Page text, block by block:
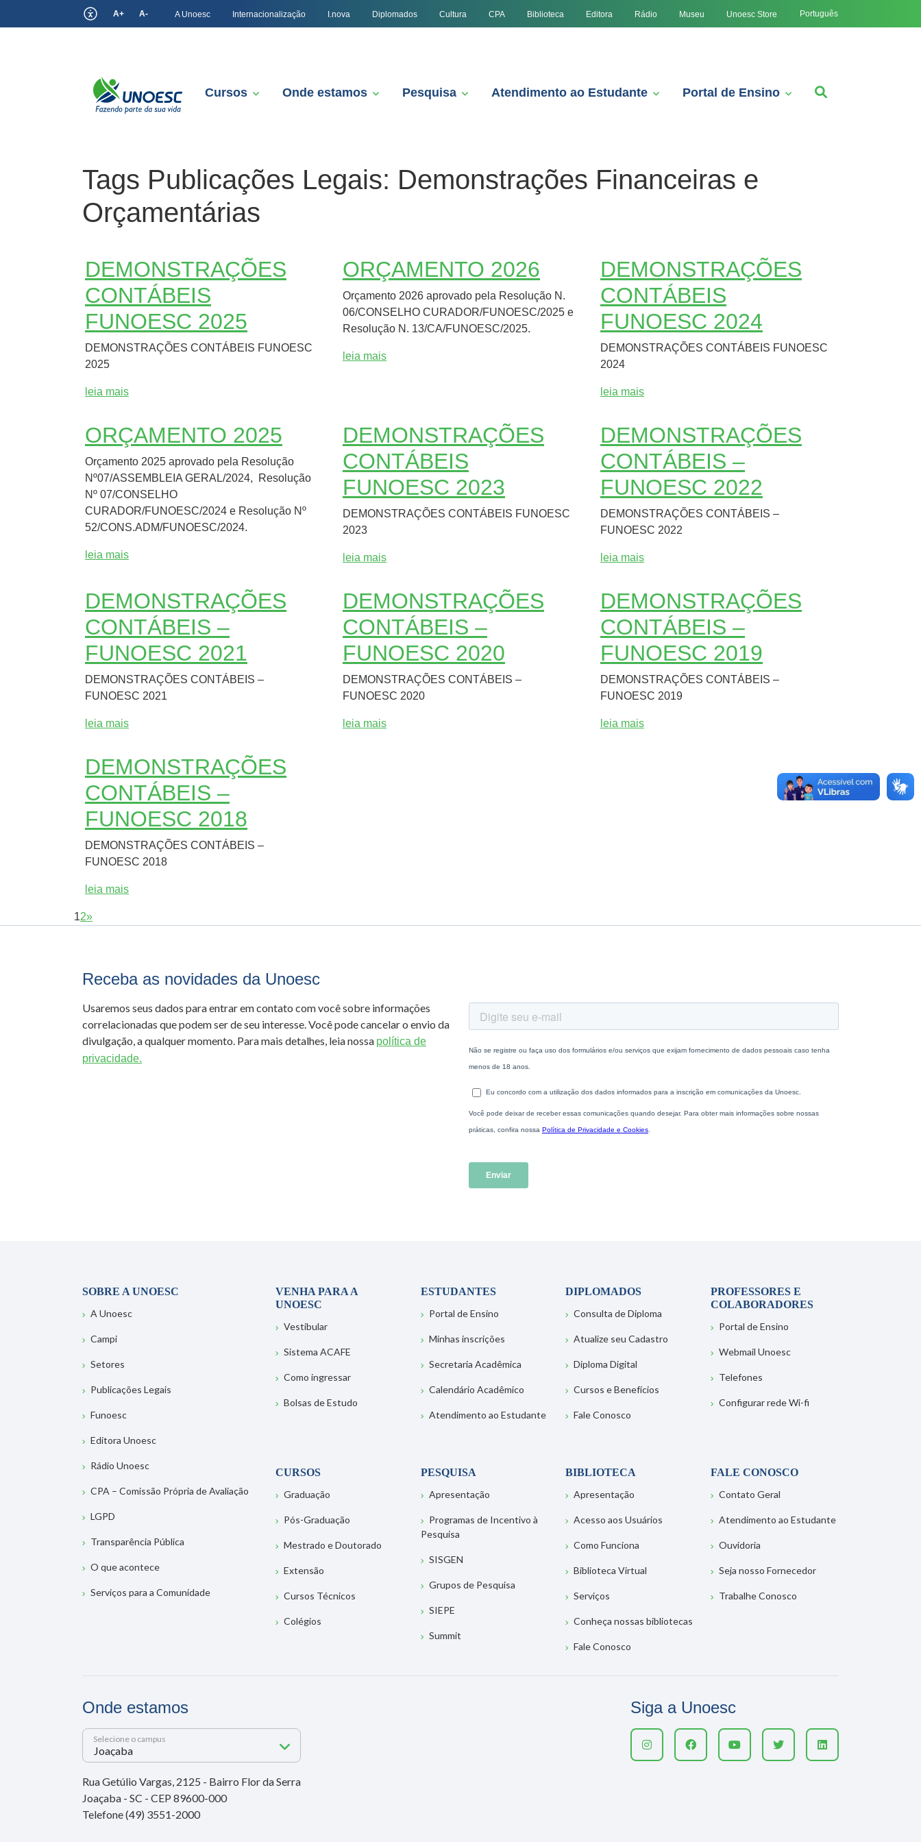
A+ A- A Unoesc Internacionalização I.nova Diplomados Cultura CPA Biblioteca Editora Rádio Museu Unoesc Store Português
Cursos Onde estamos Pesquisa Atendimento ao Estudante Portal de Ensino
Tags Publicações Legais: Demonstrações Financeiras e
Orçamentárias
DEMONSTRAÇÕES
CONTÁBEIS
FUNOESC 2025
DEMONSTRAÇÕES CONTÁBEIS FUNOESC
2025
leia mais
ORÇAMENTO 2026
Orçamento 2026 aprovado pela Resolução N.
06/CONSELHO CURADOR/FUNOESC/2025 e
Resolução N. 13/CA/FUNOESC/2025.
leia mais
DEMONSTRAÇÕES
CONTÁBEIS
FUNOESC 2024
DEMONSTRAÇÕES CONTÁBEIS FUNOESC
2024
leia mais
ORÇAMENTO 2025
Orçamento 2025 aprovado pela Resolução
Nº07/ASSEMBLEIA GERAL/2024, Resolução
Nº 07/CONSELHO
CURADOR/FUNOESC/2024 e Resolução Nº
52/CONS.ADM/FUNOESC/2024.
leia mais
DEMONSTRAÇÕES
CONTÁBEIS
FUNOESC 2023
DEMONSTRAÇÕES CONTÁBEIS FUNOESC
2023
leia mais
DEMONSTRAÇÕES
CONTÁBEIS –
FUNOESC 2022
DEMONSTRAÇÕES CONTÁBEIS –
FUNOESC 2022
leia mais
DEMONSTRAÇÕES
CONTÁBEIS –
FUNOESC 2021
DEMONSTRAÇÕES CONTÁBEIS –
FUNOESC 2021
leia mais
DEMONSTRAÇÕES
CONTÁBEIS –
FUNOESC 2020
DEMONSTRAÇÕES CONTÁBEIS –
FUNOESC 2020
leia mais
DEMONSTRAÇÕES
CONTÁBEIS –
FUNOESC 2019
DEMONSTRAÇÕES CONTÁBEIS –
FUNOESC 2019
leia mais
DEMONSTRAÇÕES
CONTÁBEIS –
FUNOESC 2018
DEMONSTRAÇÕES CONTÁBEIS –
FUNOESC 2018
leia mais
12»
Receba as novidades da Unoesc
Usaremos seus dados para entrar em contato com você sobre informações
correlacionadas que podem ser de seu interesse. Você pode cancelar o envio da
divulgação, a qualquer momento. Para mais detalhes, leia nossa política de
privacidade.
SOBRE A UNOESC
A Unoesc
Campi
Setores
Publicações Legais
Funoesc
Editora Unoesc
Rádio Unoesc
CPA – Comissão Própria de Avaliação
LGPD
Transparência Pública
O que acontece
Serviços para a Comunidade
VENHA PARA A
UNOESC
Vestibular
Sistema ACAFE
Como ingressar
Bolsas de Estudo
ESTUDANTES
Portal de Ensino
Minhas inscrições
Secretaria Acadêmica
Calendário Acadêmico
Atendimento ao Estudante
DIPLOMADOS
Consulta de Diploma
Atualize seu Cadastro
Diploma Digital
Cursos e Benefícios
Fale Conosco
PROFESSORES E
COLABORADORES
Portal de Ensino
Webmail Unoesc
Telefones
Configurar rede Wi-fi
CURSOS
Graduação
Pós-Graduação
Mestrado e Doutorado
Extensão
Cursos Técnicos
Colégios
PESQUISA
Apresentação
Programas de Incentivo à
Pesquisa
SISGEN
Grupos de Pesquisa
SIEPE
Summit
BIBLIOTECA
Apresentação
Acesso aos Usuários
Como Funciona
Biblioteca Virtual
Serviços
Conheça nossas bibliotecas
Fale Conosco
FALE CONOSCO
Contato Geral
Atendimento ao Estudante
Ouvidoria
Seja nosso Fornecedor
Trabalhe Conosco
Onde estamos
Selecione o campus
Rua Getúlio Vargas, 2125 - Bairro Flor da Serra
Joaçaba - SC - CEP 89600-000
Telefone (49) 3551-2000
Siga a Unoesc